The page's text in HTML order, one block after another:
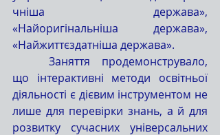
чніша держава»,
«Найоригінальніша держава»,
«Найжиттєздатніша держава».
що інтерактивні методи освітньої
діяльності є дієвим інструментом не
лише для перевірки знань, а й для
розвитку сучасних універсальних